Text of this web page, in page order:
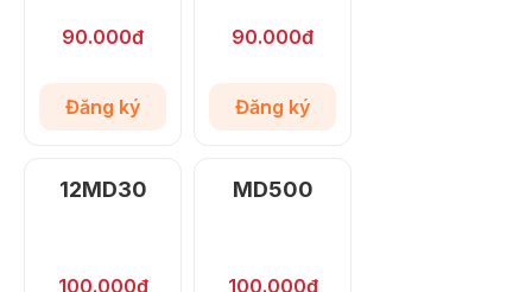
90.000đ
Đăng ký
90.000đ
Đăng ký
12MD30
100.000đ
MD500
100.000đ